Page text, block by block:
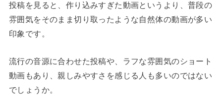
投稿を見ると、作り込みすぎた動画というより、普段の
雰囲気をそのまま切り取ったような自然体の動画が多い
印象です。
流行の音源に合わせた投稿や、ラフな雰囲気のショート
動画もあり、親しみやすさを感じる人も多いのではない
でしょうか。